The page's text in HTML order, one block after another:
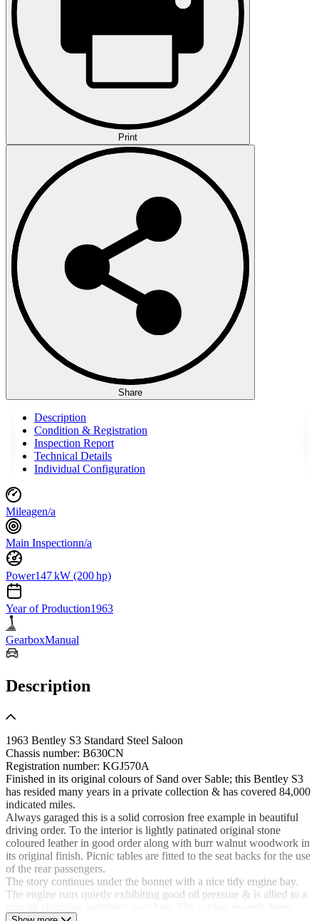
Print
Share
Description
Condition & Registration
Inspection Report
Technical Details
Individual Configuration
Mileagen/a
Main Inspectionn/a
Power147 kW (200 hp)
Year of Production1963
GearboxManual
Description
1963 Bentley S3 Standard Steel Saloon
Chassis number: B630CN
Registration number: KGJ570A
Finished in its original colours of Sand over Sable; this Bentley S3
has resided many years in a private collection & has covered 84,000
indicated miles.
Always garaged this is a solid corrosion free example in beautiful
driving order. To the interior is lightly patinated original stone
coloured leather in good order along with burr walnut woodwork in
its original finish. Picnic tables are fitted to the seat backs for the use
of the rear passengers.
The story continues under the bonnet with a nice tidy engine bay.
The engine runs quietly exhibiting good oil pressure & is allied to a